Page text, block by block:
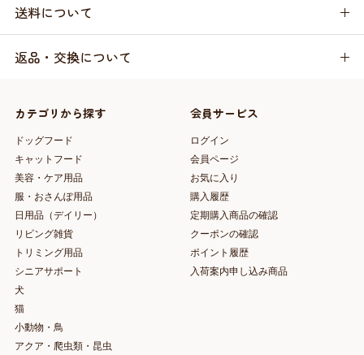
送料について
返品・交換について
カテゴリから探す
ドッグフード
キャットフード
美容・ケア用品
服・おさんぽ用品
日用品（デイリー）
リビング雑貨
トリミング用品
シニアサポート
犬
猫
小動物・鳥
アクア・爬虫類・昆虫
会員サービス
ログイン
会員ページ
お気に入り
購入履歴
定期購入商品の確認
クーポンの確認
ポイント履歴
入荷案内申し込み商品